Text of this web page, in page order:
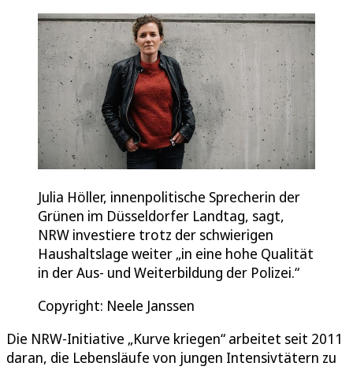
Julia Höller, innenpolitische Sprecherin der
Grünen im Düsseldorfer Landtag, sagt,
NRW investiere trotz der schwierigen
Haushaltslage weiter „in eine hohe Qualität
in der Aus- und Weiterbildung der Polizei.“
Copyright: Neele Janssen
Die NRW-Initiative „Kurve kriegen“ arbeitet seit 2011
daran, die Lebensläufe von jungen Intensivtätern zu